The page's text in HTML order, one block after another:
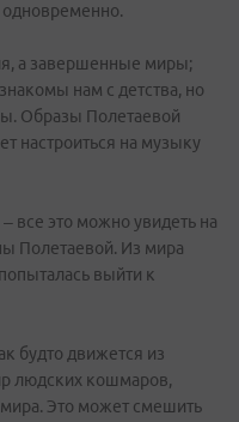
одновременно.
а завершенные миры;
нам с детства, но
Образы Полетаевой
настроиться на музыку
все это можно увидеть на
Полетаевой. Из мира
выйти к
будто движется из
людских кошмаров,
Это может смешить